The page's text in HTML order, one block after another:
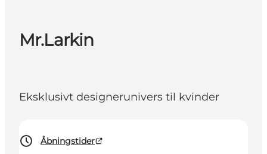
Mr.Larkin
Eksklusivt designerunivers til kvinder
Åbningstider